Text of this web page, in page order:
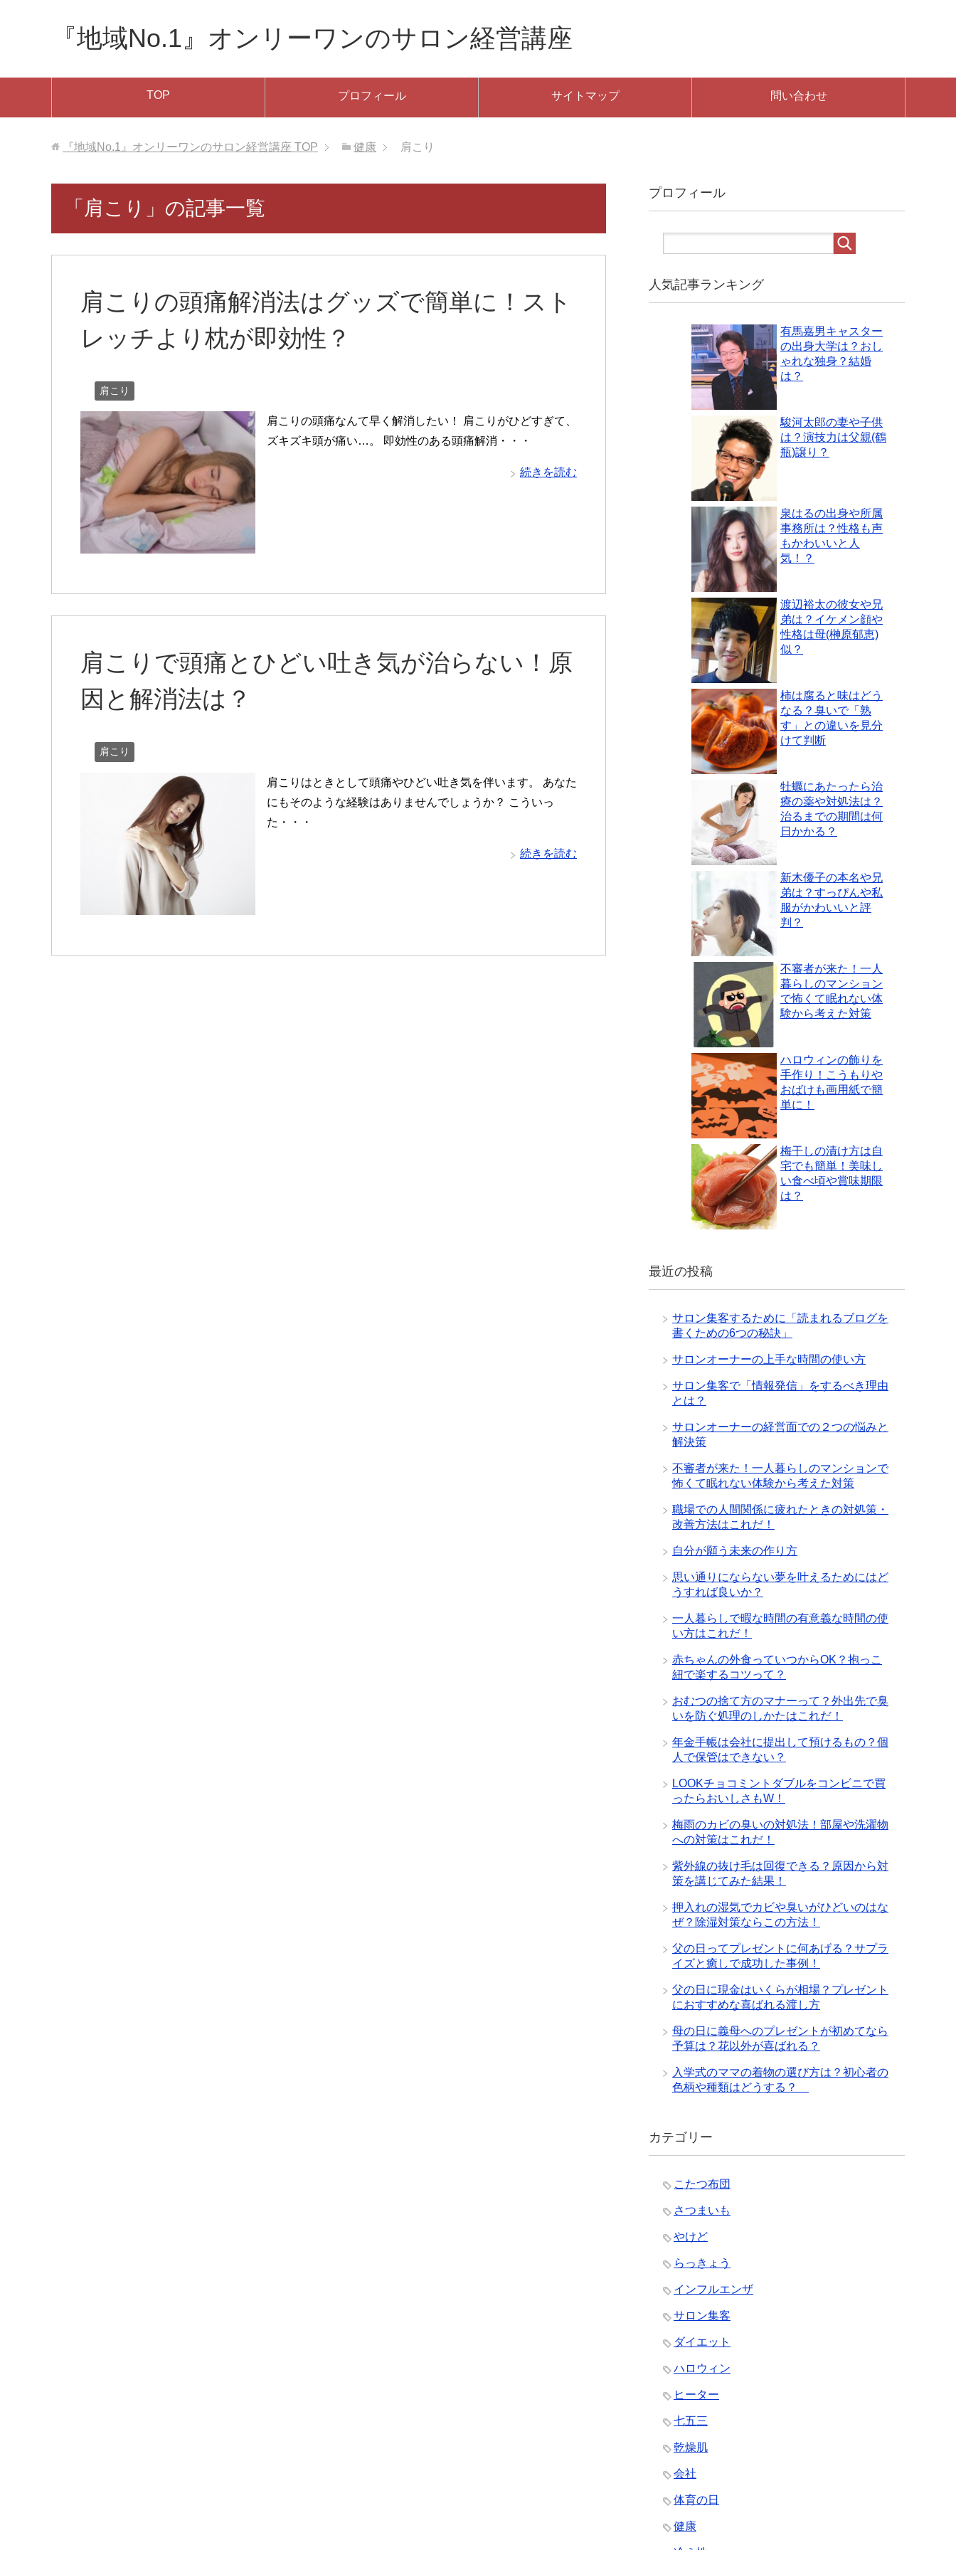
『地域No.1』オンリーワンのサロン経営講座
TOP プロフィール サイトマップ 問い合わせ
『地域No.1』オンリーワンのサロン経営講座 TOP 健康 肩こり
「肩こり」の記事一覧
肩こりの頭痛解消法はグッズで簡単に！スト
レッチより枕が即効性？
肩こり
肩こりの頭痛なんて早く解消したい！ 肩こりがひどすぎて、
ズキズキ頭が痛い…。 即効性のある頭痛解消・・・
続きを読む
肩こりで頭痛とひどい吐き気が治らない！原
因と解消法は？
肩こり
肩こりはときとして頭痛やひどい吐き気を伴います。 あなた
にもそのような経験はありませんでしょうか？ こういっ
た・・・
続きを読む
プロフィール
人気記事ランキング
有馬嘉男キャスター
の出身大学は？おし
ゃれな独身？結婚
は？
駿河太郎の妻や子供
は？演技力は父親(鶴
瓶)譲り？
泉はるの出身や所属
事務所は？性格も声
もかわいいと人
気！？
渡辺裕太の彼女や兄
弟は？イケメン顔や
性格は母(榊原郁恵)
似？
柿は腐ると味はどう
なる？臭いで「熟
す」との違いを見分
けて判断
牡蠣にあたったら治
療の薬や対処法は？
治るまでの期間は何
日かかる？
新木優子の本名や兄
弟は？すっぴんや私
服がかわいいと評
判？
不審者が来た！一人
暮らしのマンション
で怖くて眠れない体
験から考えた対策
ハロウィンの飾りを
手作り！こうもりや
おばけも画用紙で簡
単に！
梅干しの漬け方は自
宅でも簡単！美味し
い食べ頃や賞味期限
は？
最近の投稿
サロン集客するために「読まれるブログを
書くための6つの秘訣」
サロンオーナーの上手な時間の使い方
サロン集客で「情報発信」をするべき理由
とは？
サロンオーナーの経営面での２つの悩みと
解決策
不審者が来た！一人暮らしのマンションで
怖くて眠れない体験から考えた対策
職場での人間関係に疲れたときの対処策・
改善方法はこれだ！
自分が願う未来の作り方
思い通りにならない夢を叶えるためにはど
うすれば良いか？
一人暮らしで暇な時間の有意義な時間の使
い方はこれだ！
赤ちゃんの外食っていつからOK？抱っこ
紐で楽するコツって？
おむつの捨て方のマナーって？外出先で臭
いを防ぐ処理のしかたはこれだ！
年金手帳は会社に提出して預けるもの？個
人で保管はできない？
LOOKチョコミントダブルをコンビニで買
ったらおいしさもW！
梅雨のカビの臭いの対処法！部屋や洗濯物
への対策はこれだ！
紫外線の抜け毛は回復できる？原因から対
策を講じてみた結果！
押入れの湿気でカビや臭いがひどいのはな
ぜ？除湿対策ならこの方法！
父の日ってプレゼントに何あげる？サプラ
イズと癒しで成功した事例！
父の日に現金はいくらが相場？プレゼント
におすすめな喜ばれる渡し方
母の日に義母へのプレゼントが初めてなら
予算は？花以外が喜ばれる？
入学式のママの着物の選び方は？初心者の
色柄や種類はどうする？
カテゴリー
こたつ布団
さつまいも
やけど
らっきょう
インフルエンザ
サロン集客
ダイエット
ハロウィン
ヒーター
七五三
乾燥肌
会社
体育の日
健康